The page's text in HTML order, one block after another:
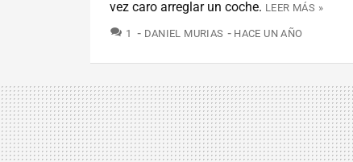
vez caro arreglar un coche. LEER MÁS »
1 COMENTARIOS
DANIEL MURIAS HACE UN AÑO